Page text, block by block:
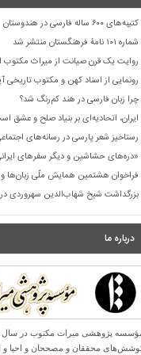
کتیبه‌های ۶۰۰ ساله فارسی در هندوستان
شماره ۱۰۱ نامۀ فرهنگستان منتشر شد
روایت یک قرن صیانت از میراث مکتوب
رونمایی از اسناد کهن و مکتوب
چرا زبان فارسی در هند کم‌رنگ شد؟
ایران، اتحادیه‌ای بر بنیاد صلح و عشق
رستاخیز شعر پارسی در رسانه‌های
«دره‌های حشاشین و دیگر سفرهای
فراخوان هشتمین همایش ملّی زبان‌ها
بزرگداشت شیخ شهاب‌الدین سهروردی در
درباره ما
محققان و مصححان و احیا و